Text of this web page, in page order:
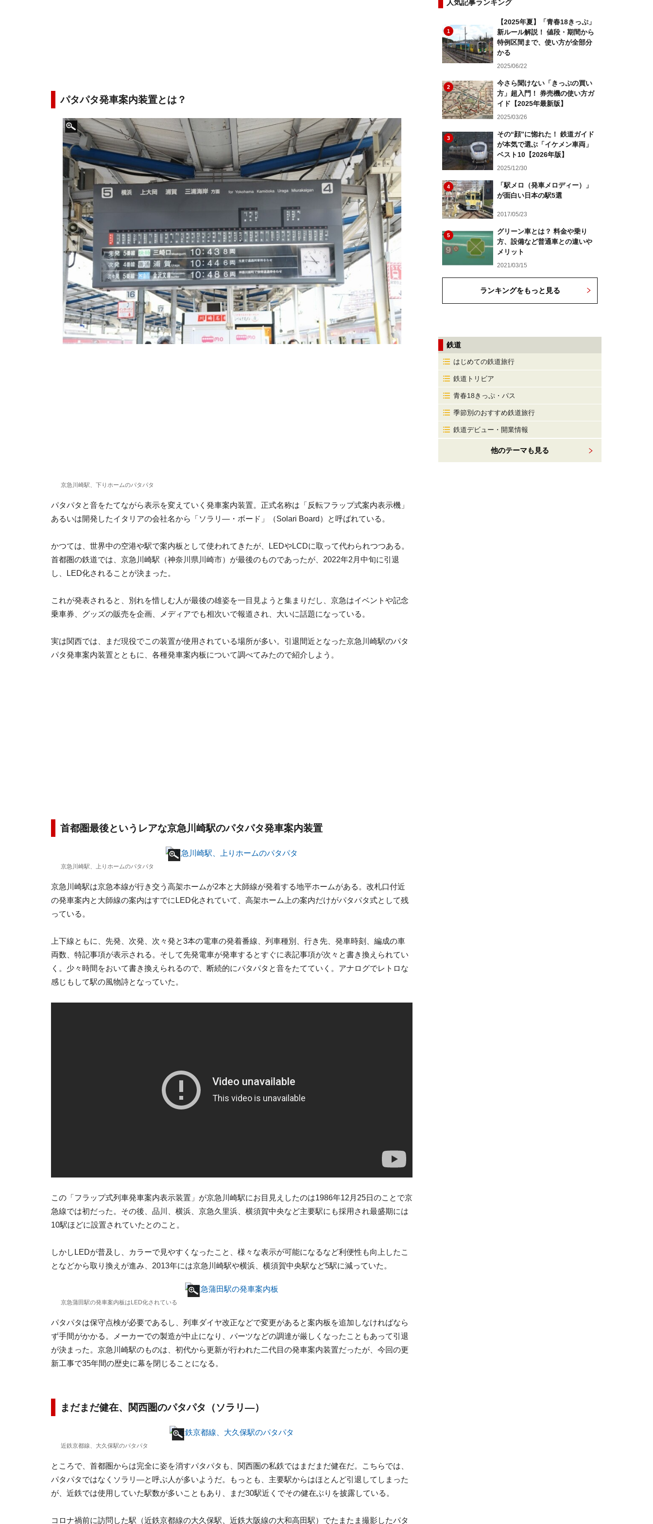
パタパタ発車案内装置とは？
京急川崎駅、下りホームのパタパタ
パタパタと音をたてながら表示を変えていく発車案内装置。正式名称は「反転フラップ式案内表示機」
あるいは開発したイタリアの会社名から「ソラリ―・ボード」（Solari Board）と呼ばれている。
かつては、世界中の空港や駅で案内板として使われてきたが、LEDやLCDに取って代わられつつある。
首都圏の鉄道では、京急川崎駅（神奈川県川崎市）が最後のものであったが、2022年2月中旬に引退
し、LED化されることが決まった。
これが発表されると、別れを惜しむ人が最後の雄姿を一目見ようと集まりだし、京急はイベントや記念
乗車券、グッズの販売を企画、メディアでも相次いで報道され、大いに話題になっている。
実は関西では、まだ現役でこの装置が使用されている場所が多い。引退間近となった京急川崎駅のパタ
パタ発車案内装置とともに、各種発車案内板について調べてみたので紹介しよう。
首都圏最後というレアな京急川崎駅のパタパタ発車案内装置
京急川崎駅、上りホームのパタパタ
京急川崎駅は京急本線が行き交う高架ホームが2本と大師線が発着する地平ホームがある。改札口付近
の発車案内と大師線の案内はすでにLED化されていて、高架ホーム上の案内だけがパタパタ式として残
っている。
上下線ともに、先発、次発、次々発と3本の電車の発着番線、列車種別、行き先、発車時刻、編成の車
両数、特記事項が表示される。そして先発電車が発車するとすぐに表記事項が次々と書き換えられてい
く。少々時間をおいて書き換えられるので、断続的にパタパタと音をたてていく。アナログでレトロな
感じもして駅の風物詩となっていた。
この「フラップ式列車発車案内表示装置」が京急川崎駅にお目見えしたのは1986年12月25日のことで京
急線では初だった。その後、品川、横浜、京急久里浜、横須賀中央など主要駅にも採用され最盛期には
10駅ほどに設置されていたとのこと。
しかしLEDが普及し、カラーで見やすくなったこと、様々な表示が可能になるなど利便性も向上したこ
となどから取り換えが進み、2013年には京急川崎駅や横浜、横須賀中央駅など5駅に減っていた。
京急蒲田駅の発車案内板はLED化されている
パタパタは保守点検が必要であるし、列車ダイヤ改正などで変更があると案内板を追加しなければなら
ず手間がかかる。メーカーでの製造が中止になり、パーツなどの調達が厳しくなったこともあって引退
が決まった。京急川崎駅のものは、初代から更新が行われた二代目の発車案内装置だったが、今回の更
新工事で35年間の歴史に幕を閉じることになる。
まだまだ健在、関西圏のパタパタ（ソラリ―）
近鉄京都線、大久保駅のパタパタ
ところで、首都圏からは完全に姿を消すパタパタも、関西圏の私鉄ではまだまだ健在だ。こちらでは、
パタパタではなくソラリ―と呼ぶ人が多いようだ。もっとも、主要駅からはほとんど引退してしまった
が、近鉄では使用していた駅数が多いこともあり、まだ30駅近くでその健在ぶりを披露している。
コロナ禍前に訪問した駅（近鉄京都線の大久保駅、近鉄大阪線の大和高田駅）でたまたま撮影したパタ
人気記事ランキング
1
【2025年夏】「青春18きっぷ」
新ルール解説！ 値段・期間から
特例区間まで、使い方が全部分
かる
2025/06/22
2
今さら聞けない「きっぷの買い
方」超入門！ 券売機の使い方ガ
イド【2025年最新版】
2025/03/26
3
その“顔”に惚れた！ 鉄道ガイド
が本気で選ぶ「イケメン車両」
ベスト10【2026年版】
2025/12/30
4
「駅メロ（発車メロディー）」
が面白い日本の駅5選
2017/05/23
5
グリーン車とは？ 料金や乗り
方、設備など普通車との違いや
メリット
2021/03/15
ランキングをもっと見る
鉄道
はじめての鉄道旅行
鉄道トリビア
青春18きっぷ・パス
季節別のおすすめ鉄道旅行
鉄道デビュー・開業情報
他のテーマも見る